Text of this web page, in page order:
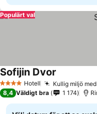
Populärt val
4 StjärnorHotell Kullig miljö
Sofijin Dvor
8,4 Väldigt bra 1 174